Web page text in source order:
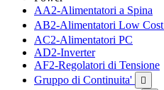
AA2-Alimentatori a Spina
AB2-Alimentatori Low Cost
AC2-Alimentatori PC
AD2-Inverter
AF2-Regolatori di Tensione
Gruppo di Continuita'
